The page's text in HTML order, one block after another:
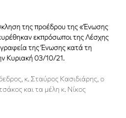
της προέδρου της «Ένωσης
εκπρόσωποι της Λέσχης
της Ένωσης κατά τη
Κυριακή 03/10/21.
κ. Σταύρος Κασιδιάρης, ο
και τα μέλη κ. Νίκος